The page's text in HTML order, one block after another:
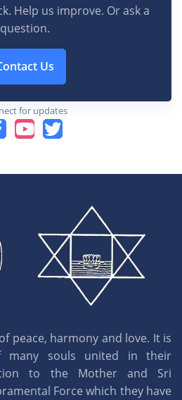
Help us improve. Or ask a
question.
Us
for updates
peace, harmony and love. It is
many souls united in their
to the Mother and Sri
Force which they have